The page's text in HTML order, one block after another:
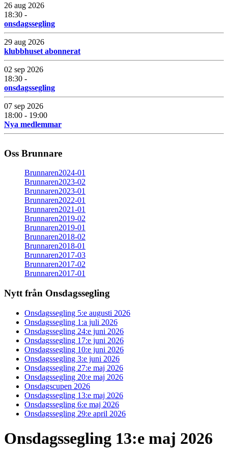
26 aug 2026
18:30 -
onsdagssegling
29 aug 2026
klubbhuset abonnerat
02 sep 2026
18:30 -
onsdagssegling
07 sep 2026
18:00 - 19:00
Nya medlemmar
Oss Brunnare
Brunnaren2024-01
Brunnaren2023-02
Brunnaren2023-01
Brunnaren2022-01
Brunnaren2021-01
Brunnaren2019-02
Brunnaren2019-01
Brunnaren2018-02
Brunnaren2018-01
Brunnaren2017-03
Brunnaren2017-02
Brunnaren2017-01
Nytt från Onsdagssegling
Onsdagssegling 5:e augusti 2026
Onsdagssegling 1:a juli 2026
Onsdagssegling 24:e juni 2026
Onsdagssegling 17:e juni 2026
Onsdagssegling 10:e juni 2026
Onsdagssegling 3:e juni 2026
Onsdagssegling 27:e maj 2026
Onsdagssegling 20:e maj 2026
Onsdagscupen 2026
Onsdagssegling 13:e maj 2026
Onsdagssegling 6:e maj 2026
Onsdagssegling 29:e april 2026
Onsdagssegling 13:e maj 2026